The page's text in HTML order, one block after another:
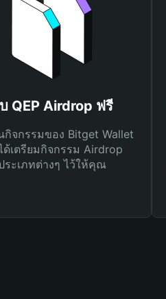
QEP Airdrop ฟรี
กิจกรรมของ Bitget Wallet
ด้เตรียมกิจกรรม Airdrop
ระเภทต่างๆ ไว้ให้คุณ